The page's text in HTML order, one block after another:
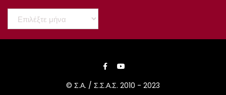
Αρχειο
© Σ.Α. / Σ.Σ.Α.Σ. 2010 - 2023